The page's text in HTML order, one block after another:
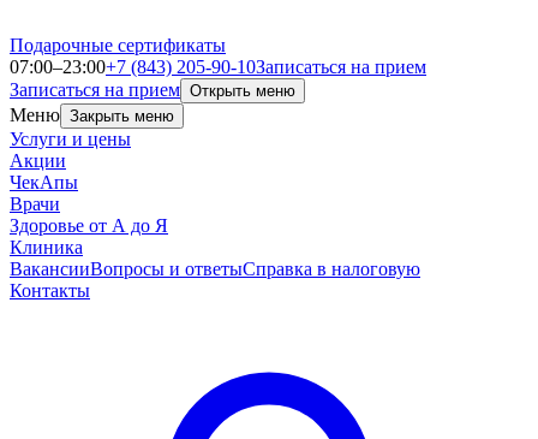
Подарочные сертификаты
07:00–23:00+7 (843) 205-90-10Записаться на прием
Записаться на прием Открыть меню
Меню Закрыть меню
Услуги и цены
Акции
ЧекАпы
Врачи
Здоровье от А до Я
Клиника
ВакансииВопросы и ответыСправка в налоговую
Контакты